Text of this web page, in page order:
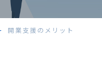
開業支援のメリット